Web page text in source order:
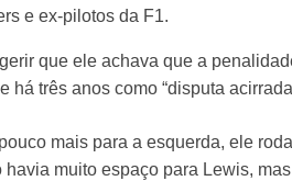
e ex-pilotos da F1.
que ele achava que a
há três anos como “disputa
mais para a esquerda, ele
muito espaço para Lewis,